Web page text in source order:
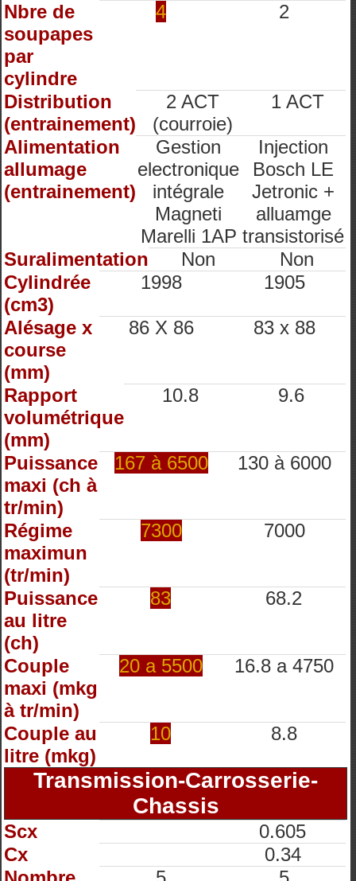
Nbre de
soupapes
par
cylindre
4 2
Distribution
(entrainement)
2 ACT
(courroie)
1 ACT
Alimentation
allumage
(entrainement)
Gestion
electronique
intégrale
Magneti
Marelli 1AP
Injection
Bosch LE
Jetronic +
alluamge
transistorisé
Suralimentation
Non
Non
Cylindrée
(cm3)
1998 1905
Alésage x
course
(mm)
86 X 86 83 x 88
Rapport
volumétrique
(mm)
10.8 9.6
Puissance
maxi (ch à
tr/min)
167 à 6500 130 à 6000
Régime
maximun
(tr/min)
7300 7000
Puissance
au litre
(ch)
83 68.2
Couple
maxi (mkg
à tr/min)
20 a 5500 16.8 a 4750
Couple au
litre (mkg)
10 8.8
Transmission-Carrosserie-
Chassis
Scx
0.605
Cx
0.34